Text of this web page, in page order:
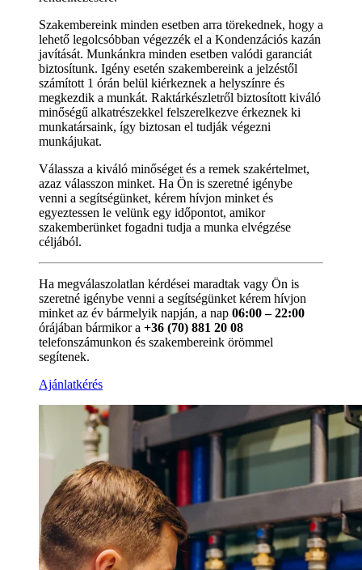
Szakembereink minden esetben arra törekednek, hogy a
lehető legolcsóbban végezzék el a Kondenzációs kazán
javítását. Munkánkra minden esetben valódi garanciát
biztosítunk. Igény esetén szakembereink a jelzéstől
számított 1 órán belül kiérkeznek a helyszínre és
megkezdik a munkát. Raktárkészletről biztosított kiváló
minőségű alkatrészekkel felszerelkezve érkeznek ki
munkatársaink, így biztosan el tudják végezni
munkájukat.
Válassza a kiváló minőséget és a remek szakértelmet,
azaz válasszon minket. Ha Ön is szeretné igénybe
venni a segítségünket, kérem hívjon minket és
egyeztessen le velünk egy időpontot, amikor
szakemberünket fogadni tudja a munka elvégzése
céljából.
Ha megválaszolatlan kérdései maradtak vagy Ön is
szeretné igénybe venni a segítségünket kérem hívjon
minket az év bármelyik napján, a nap 06:00 – 22:00
órájában bármikor a +36 (70) 881 20 08
telefonszámunkon és szakembereink örömmel
segítenek.
Ajánlatkérés